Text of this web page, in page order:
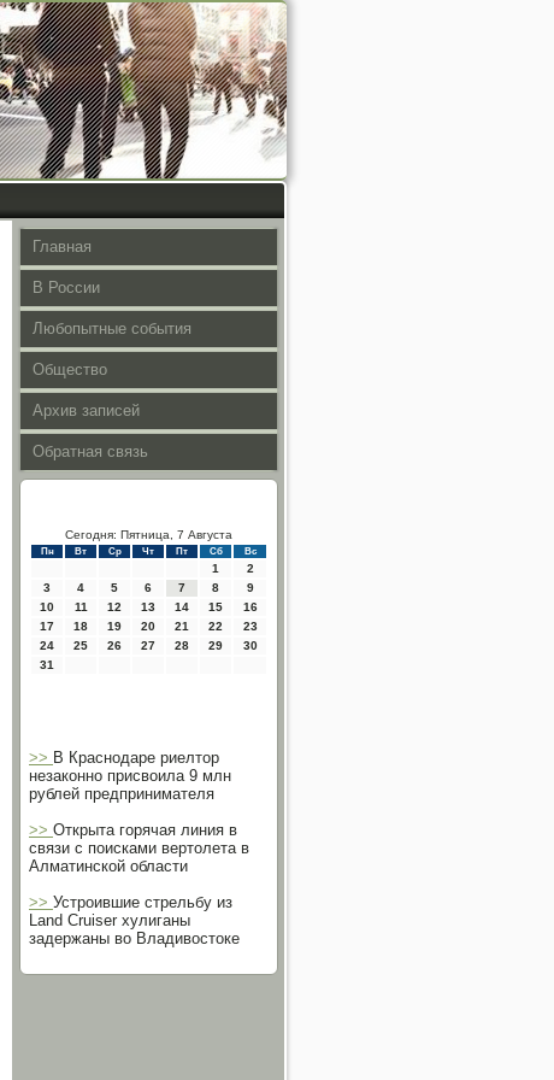
Главная
В России
Любопытные события
Общество
Архив записей
Обратная связь
Сегодня: Пятница, 7 Августа
Пн Вт Ср Чт Пт Сб Вс
1
2
3
4 5 6 7 8
9
10
11 12 13 14 15
16
17
18 19 20 21 22
23
24
25 26 27 28 29
30
31
>> В Краснодаре риелтор
незаконно присвоила 9 млн
рублей предпринимателя
>> Открыта горячая линия в
связи с поисками вертолета в
Алматинской области
>> Устроившие стрельбу из
Land Cruiser хулиганы
задержаны во Владивостоке